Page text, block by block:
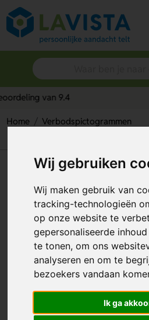
Wij gebruiken
Wij maken gebruik van
tracking-technologieën
op onze website te
gepersonaliseerde
te tonen, om ons
analyseren en om te
bezoekers vandaan
Ik ga
Home
Verbodspictogrammen
Niet Onder
Staan (Sticker)
Artikelnummer: 113093